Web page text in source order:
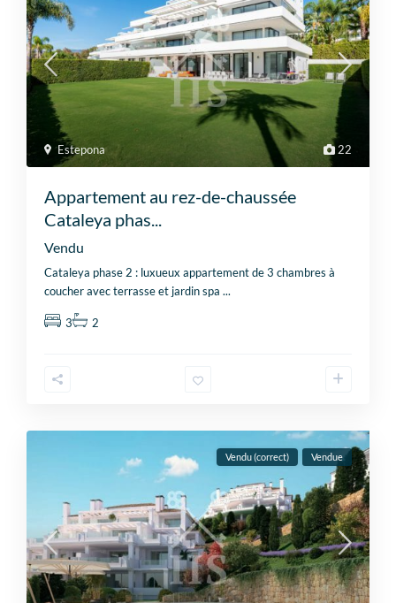
22
Estepona
Appartement au rez-de-chaussée
Cataleya phas...
Vendu
Cataleya phase 2 : luxueux appartement de 3 chambres à
coucher avec terrasse et jardin spa...
3 2
Vendu (correct) Vendue